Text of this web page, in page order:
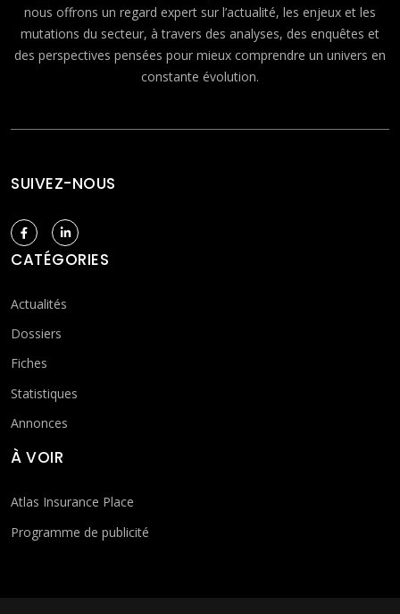
nous offrons un regard expert sur l’actualité, les enjeux et les
mutations du secteur, à travers des analyses, des enquêtes et
des perspectives pensées pour mieux comprendre un univers en
constante évolution.
SUIVEZ-NOUS
CATÉGORIES
Actualités
Dossiers
Fiches
Statistiques
Annonces
À VOIR
Atlas Insurance Place
Programme de publicité